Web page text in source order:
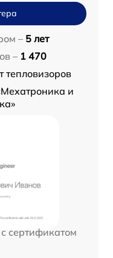
– 5 лет
– 1 470
тепловизоров
и
сертификатом